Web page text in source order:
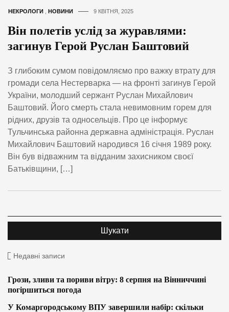
НЕКРОЛОГИ НОВИНИ 9 КВІТНЯ, 2025
Він полетів услід за журавлями:
загинув Герой Руслан Баштовий
З глибоким сумом повідомляємо про важку втрату для
громади села Нестерварка — на фронті загинув Герой
України, молодший сержант Руслан Михайлович
Баштовий. Його смерть стала невимовним горем для
рідних, друзів та односельців. Про це інформує
Тульчинська районна державна адміністрація. Руслан
Михайлович Баштовий народився 16 січня 1989 року.
Він був відважним та відданим захисником своєї
Батьківщини, […]
Недавні записи
Грози, зливи та пориви вітру: 8 серпня на Вінниччині
погіршиться погода
У Комаргородському ВПУ завершили набір: скільки